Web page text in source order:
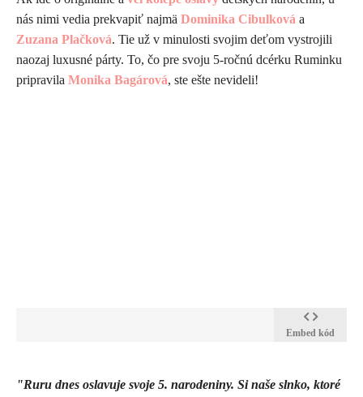
nás nimi vedia prekvapiť najmä Dominika Cibulková a
Zuzana Plačková. Tie už v minulosti svojim deťom vystrojili
naozaj luxusné párty. To, čo pre svoju 5-ročnú dcérku Ruminku
pripravila Monika Bagárová, ste ešte nevideli!
Embed kód
"Ruru dnes oslavuje svoje 5. narodeniny. Si naše slnko, ktoré